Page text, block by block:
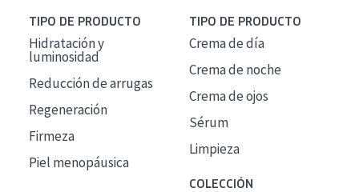
TIPO DE PRODUCTO
Hidratación y
luminosidad
Reducción de arrugas
Regeneración
Firmeza
Piel menopáusica
TIPO DE PRODUCTO
Crema de día
Crema de noche
Crema de ojos
Sérum
Limpieza
COLECCIÓN